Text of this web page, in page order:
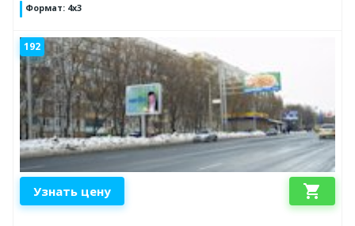
Формат: 4x3
192
Узнать цену shopping_cart